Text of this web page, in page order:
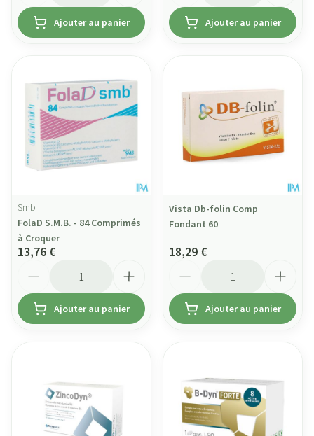
Ajouter au panier Ajouter au panier
Smb
FolaD S.M.B. - 84 Comprimés
à Croquer
13,76 €
Ajouter au panier
Vista Db-folin Comp
Fondant 60
18,29 €
Ajouter au panier